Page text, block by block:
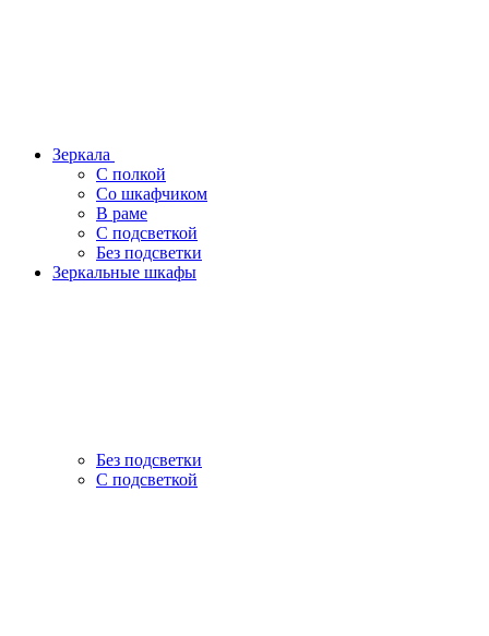
Зеркала
С полкой
Со шкафчиком
В раме
С подсветкой
Без подсветки
Зеркальные шкафы
Без подсветки
С подсветкой